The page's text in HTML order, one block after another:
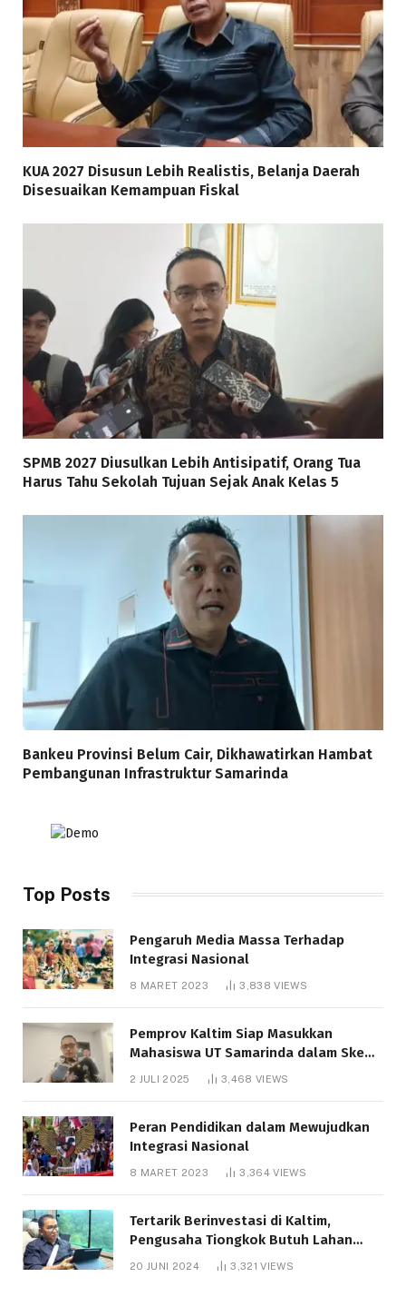
KUA 2027 Disusun Lebih Realistis, Belanja Daerah
Disesuaikan Kemampuan Fiskal
SPMB 2027 Diusulkan Lebih Antisipatif, Orang Tua
Harus Tahu Sekolah Tujuan Sejak Anak Kelas 5
Bankeu Provinsi Belum Cair, Dikhawatirkan Hambat
Pembangunan Infrastruktur Samarinda
Top Posts
Pengaruh Media Massa Terhadap
Integrasi Nasional
8 MARET 2023 3,838VIEWS
Pemprov Kaltim Siap Masukkan
Mahasiswa UT Samarinda dalam Skema
Bantuan Pendidikan Gratispol
2 JULI 2025 3,468 VIEWS
Peran Pendidikan dalam Mewujudkan
Integrasi Nasional
8 MARET 2023 3,364VIEWS
Tertarik Berinvestasi di Kaltim,
Pengusaha Tiongkok Butuh Lahan
1.000 Hektare
20 JUNI 2024 3,321VIEWS